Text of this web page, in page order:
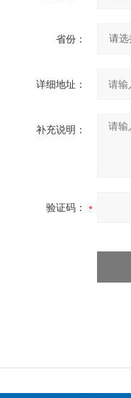
省份：
详细地址：
补充说明：
验证码：